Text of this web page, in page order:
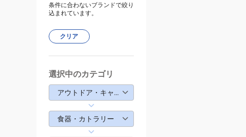
条件に合わないブランドで絞り
込まれています。
クリア
選択中のカテゴリ
アウトドア・キャンプ
食器・カトラリー